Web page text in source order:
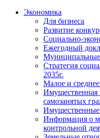
Экономика
Для бизнеса
Развитие
Социально-
Ежегодный
Стратегия
2035г.
Малое и
самозанятых
Информация о
контрольной